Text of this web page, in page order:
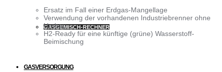
GASGEMISCH-RECHNER
GASVERSORGUNG
Ersatz im Fall einer Erdgas-Mangellage
Verwendung der vorhandenen Industriebrenner ohne
Umbau
H2-Ready für eine künftige (grüne) Wasserstoff-
Beimischung